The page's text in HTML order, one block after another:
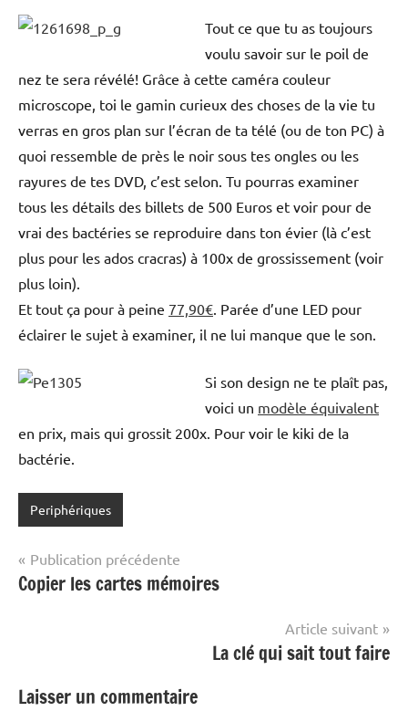
Tout ce que tu as toujours
voulu savoir sur le poil de
nez te sera révélé! Grâce à cette caméra couleur
microscope, toi le gamin curieux des choses de la vie tu
verras en gros plan sur l’écran de ta télé (ou de ton PC) à
quoi ressemble de près le noir sous tes ongles ou les
rayures de tes DVD, c’est selon. Tu pourras examiner
tous les détails des billets de 500 Euros et voir pour de
vrai des bactéries se reproduire dans ton évier (là c’est
plus pour les ados cracras) à 100x de grossissement (voir
plus loin).
Et tout ça pour à peine 77,90€ . Parée d’une LED pour
éclairer le sujet à examiner, il ne lui manque que le son.
Si son design ne te plaît pas,
voici un modèle équivalent
en prix, mais qui grossit 200x. Pour voir le kiki de la
bactérie.
Periphériques
Navigation
de
Publication précédente
Copier les cartes mémoires
Article suivant
La clé qui sait tout faire
Laisser un commentaire